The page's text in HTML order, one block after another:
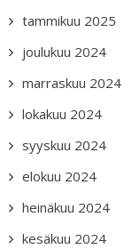
tammikuu 2025
joulukuu 2024
marraskuu 2024
lokakuu 2024
syyskuu 2024
elokuu 2024
heinäkuu 2024
kesäkuu 2024